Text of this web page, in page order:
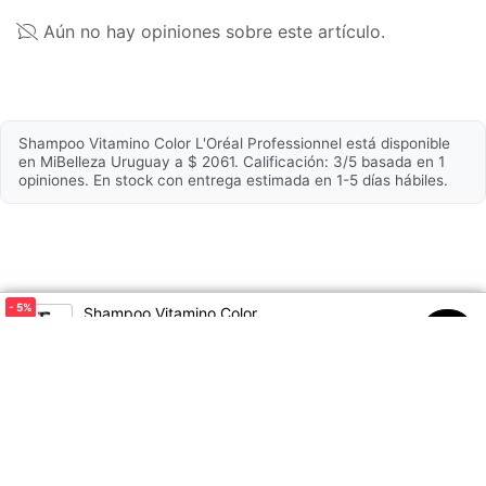
- 5%
Shampoo Vitamino Color
Suaviza Sí
Aporta brillo Sí
Aún no hay opiniones sobre este artículo.
Shampoo Vitamino Color L'Oréal Professionnel está disponible
en MiBelleza Uruguay a $ 2061. Calificación: 3/5 basada en 1
opiniones. En stock con entrega estimada en 1-5 días hábiles.